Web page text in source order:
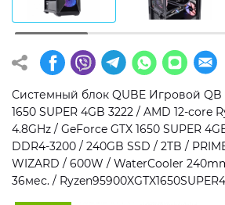
Операционная система
Windows 11 Home
Windows 11 Pro
Без ОС
Дополнительно
RGB-подсветка
Системный блок QUBE Игровой QB
1650 SUPER 4GB 3222 / AMD 12-core
4.8GHz / GeForce GTX 1650 SUPER
DDR4-3200 / 240GB SSD / 2TB /
WIZARD / 600W / WaterCooler
36мес. /